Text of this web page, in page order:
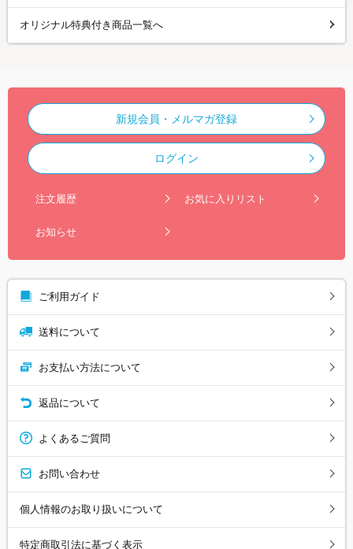
オリジナル特典付き商品一覧へ
新規会員・メルマガ登録
ログイン
注文履歴 お気に入りリスト
お知らせ
ご利用ガイド
送料について
お支払い方法について
返品について
よくあるご質問
お問い合わせ
個人情報のお取り扱いについて
特定商取引法に基づく表示